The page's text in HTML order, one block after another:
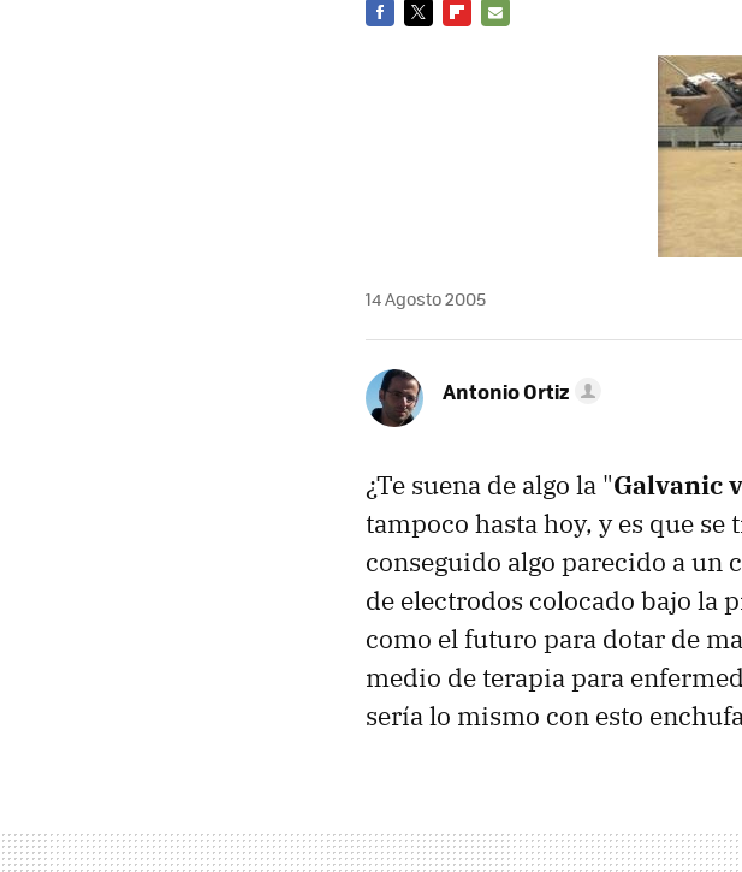
14 Agosto 2005
Antonio Ortiz
¿Te suena de algo la "Galvanic
tampoco hasta hoy, y es que
conseguido algo parecido a un
de electrodos colocado bajo la
como el futuro para dotar de
medio de terapia para
sería lo mismo con esto